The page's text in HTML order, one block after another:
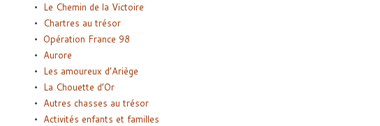
Le Chemin de la Victoire
Chartres au trésor
Opération France 98
Aurore
Les amoureux d’Ariège
La Chouette d’Or
Autres chasses au trésor
Activités enfants et familles